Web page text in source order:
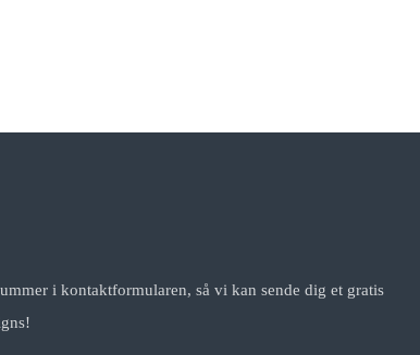
i kontaktformularen, så vi kan sende dig et gratis